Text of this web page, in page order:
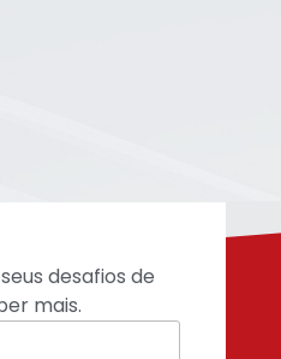
desafios de
mais.